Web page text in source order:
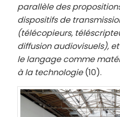
parallèle des
dispositifs de
(télécopieurs,
diffusion audiovisuels),
le langage comme
à la technologie(10).